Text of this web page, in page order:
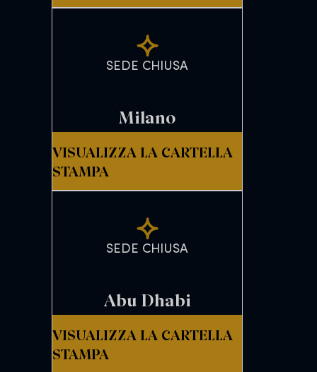
SEDE CHIUSA
Milano
VISUALIZZA LA CARTELLA
STAMPA
SEDE CHIUSA
Abu Dhabi
VISUALIZZA LA CARTELLA
STAMPA